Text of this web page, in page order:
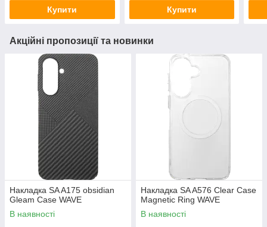
Купити Купити
Акційні пропозиції та новинки
Накладка SA A175 obsidian
Gleam Case WAVE
В наявності
Накладка SA A576 Clear Case
Magnetic Ring WAVE
В наявності